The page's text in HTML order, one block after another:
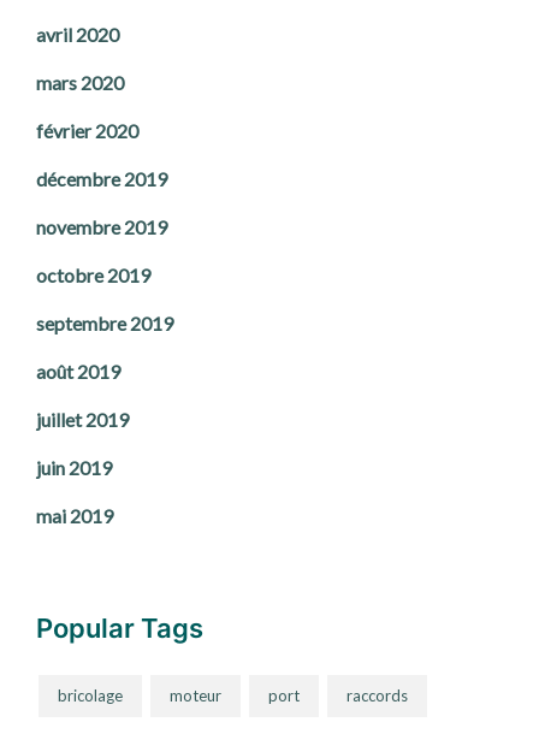
avril 2020
mars 2020
février 2020
décembre 2019
novembre 2019
octobre 2019
septembre 2019
août 2019
juillet 2019
juin 2019
mai 2019
Popular Tags
bricolage moteur port raccords